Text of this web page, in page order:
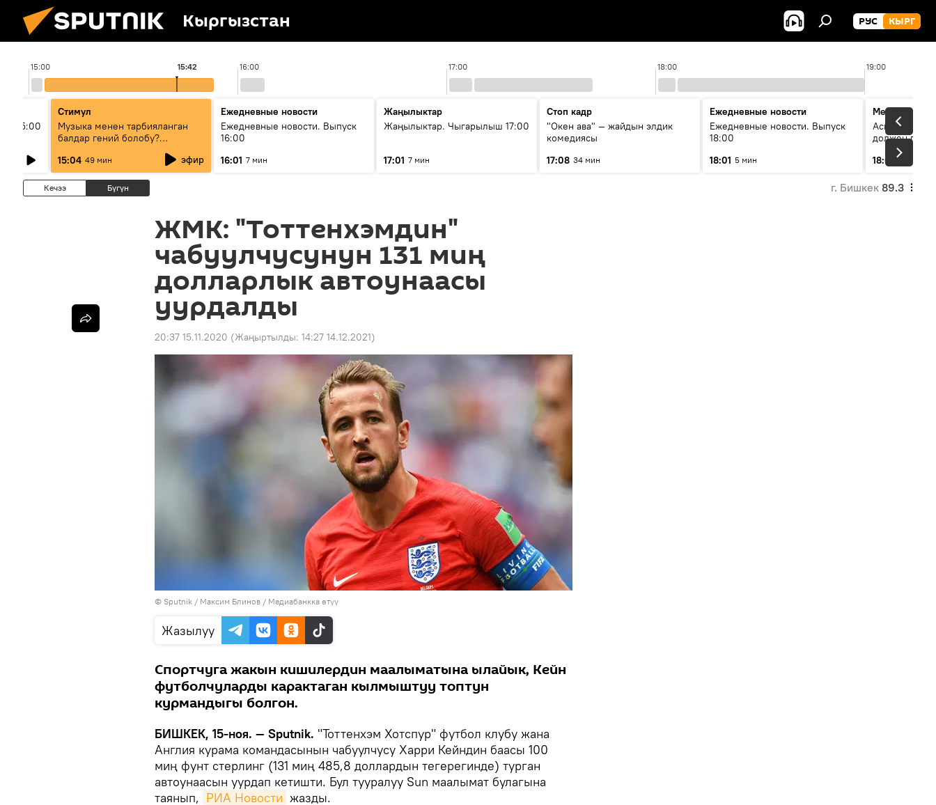
Кыргызстан РУС КЫРГ
15:00 16:00 17:00 18:00 19:00
15:42
15:00
Стимул
Музыка менен тарбияланган
балдар гений болобу?
Кыргыздын жашоосунда
музыканын орду
15:04 49 мин эфир
Ежедневные новости
Ежедневные новости. Выпуск
16:00
16:01 7 мин
Жаңылыктар
Жаңылыктар. Чыгарылыш 17:00
17:01 7 мин
Стоп кадр
"Окен ава" — жайдын элдик
комедиясы
17:08 34 мин
Ежедневные новости
Ежедневные новости. Выпуск
18:00
18:01 5 мин
Меняющие
Аскар
должен
18:06
Кечээ Бүгүн г. Бишкек 89.3
ЖМК: "Тоттенхэмдин"
чабуулчусунун 131 миң
долларлык автоунаасы
уурдалды
20:37 15.11.2020 (Жаңыртылды: 14:27 14.12.2021)
© Sputnik / Максим Блинов / Медиабанкка өтүү
Жазылуу
Спортчуга жакын кишилердин маалыматына ылайык, Кейн
футболчуларды карактаган кылмыштуу топтун
курмандыгы болгон.
БИШКЕК, 15-ноя. — Sputnik. "Тоттенхэм Хотспур" футбол клубу жана
Англия курама командасынын чабуулчусу Харри Кейндин баасы 100
миң фунт стерлинг (131 миң 485,8 доллардын тегерегинде) турган
автоунаасын уурдап кетишти. Бул тууралуу Sun маалымат булагына
таянып, РИА Новости жазды.